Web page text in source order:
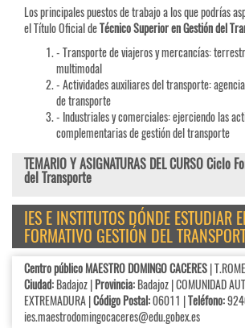
Los principales puestos de trabajo a los que podrías
el Título Oficial deTécnico Superior en Gestión del
- Transporte de viajeros y mercancías:
multimodal
- Actividades auxiliares del transporte:
de transporte
- Industriales y comerciales: ejerciendo las
complementarias de gestión del transporte
TEMARIO Y ASIGNATURAS DEL CURSO Ciclo
del Transporte
IES E INSTITUTOS DÓNDE ESTUDIAR
FORMATIVO GESTIÓN DEL
Centro público MAESTRO DOMINGO CACERES|
Ciudad:Badajoz |Provincia:Badajoz | COMUNIDAD
EXTREMADURA |Código Postal:06011 |Teléfono:
ies.maestrodomingocaceres@edu.gobex.es